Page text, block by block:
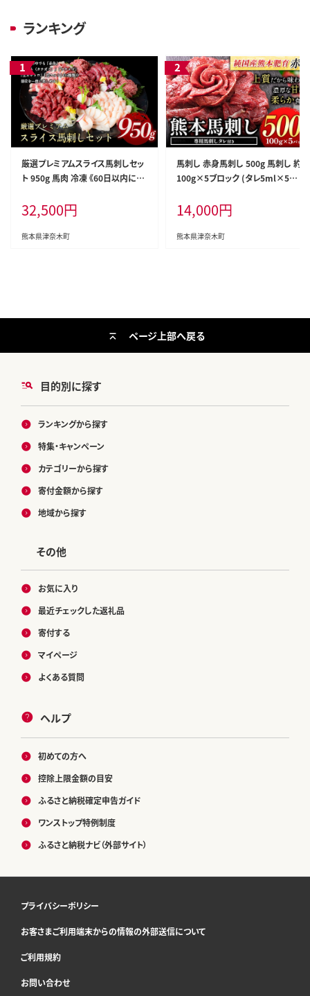
ランキング
厳選プレミアムスライス馬刺しセッ
ト 950g 馬肉 冷凍 《60日以内に出
たて 真空パック 生食用 肉 熊本県
葦北郡津奈木町 スライス 特産品---
st_fsennpress_60d_26_32500_
32,500円
熊本県津奈木町
馬刺し 赤身馬刺し 500g 馬刺し 約
100g×5ブロック (タレ5ml×5袋)
冷凍 《3-7日以内に出荷予定(土日
祝除く)》 馬肉 馬 馬刺し 国産馬刺
し 熊本肥育 送料無料---tn_fjst5_
14,000円
熊本県津奈木町
目的別に探す
ランキングから探す
特集・キャンペーン
カテゴリーから探す
寄付金額から探す
地域から探す
その他
お気に入り
最近チェックした返礼品
寄付する
マイページ
よくある質問
ヘルプ
初めての方へ
控除上限金額の目安
ふるさと納税確定申告ガイド
ワンストップ特例制度
ふるさと納税ナビ（外部サイト）
ページ上部へ戻る
プライバシーポリシー
お客さまご利用端末からの情報の外部送信について
ご利用規約
お問い合わせ